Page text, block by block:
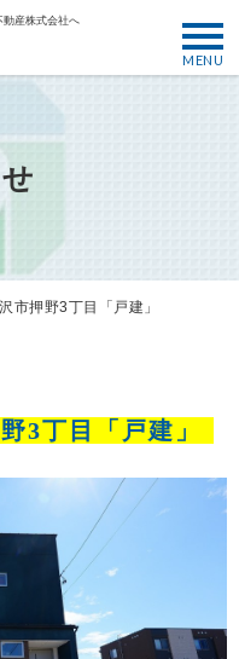
動産株式会社へ
MENU
理由
市押野3丁目「戸建」
3丁目「戸建」